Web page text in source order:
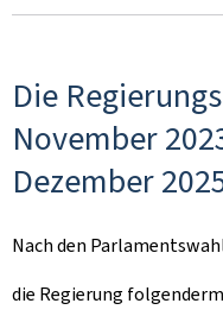
Die
November
Dezember
Nach den
die Regierung